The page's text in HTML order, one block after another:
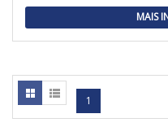
MAIS
1